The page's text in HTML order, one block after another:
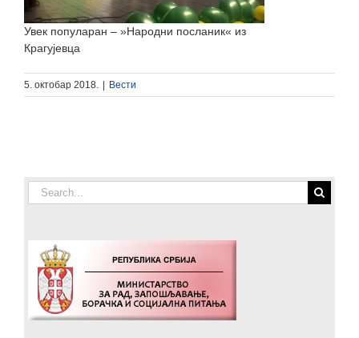
Увек популаран – »Народни посланик« из
Крагујевца
5. октобар 2018. | Вести
Search
for: